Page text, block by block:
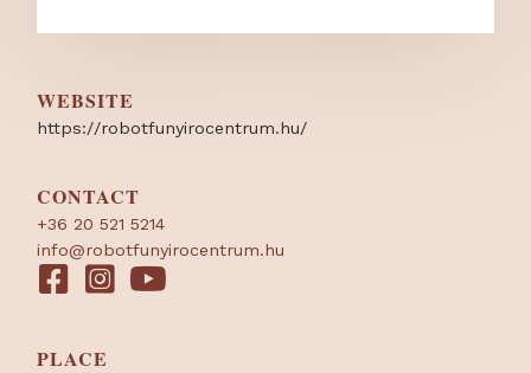
WEBSITE
https://robotfunyirocentrum.hu/
CONTACT
+36 20 521 5214
info@robotfunyirocentrum.hu
PLACE